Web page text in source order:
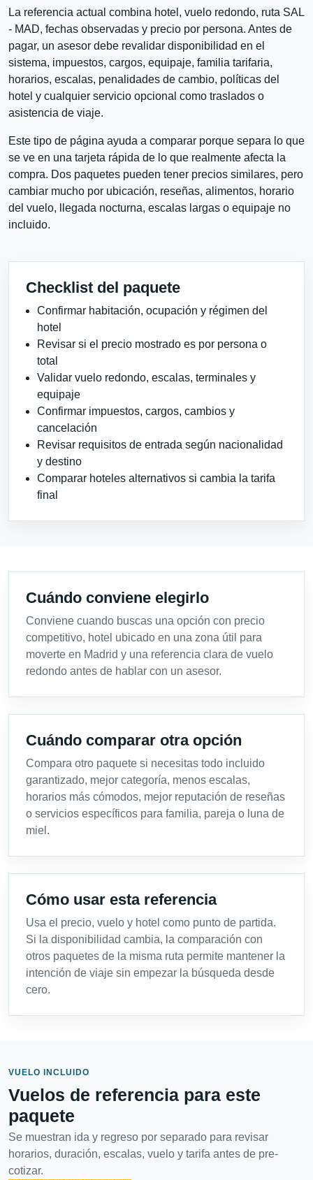
La referencia actual combina hotel, vuelo redondo, ruta SAL
- MAD, fechas observadas y precio por persona. Antes de
pagar, un asesor debe revalidar disponibilidad en el
sistema, impuestos, cargos, equipaje, familia tarifaria,
horarios, escalas, penalidades de cambio, políticas del
hotel y cualquier servicio opcional como traslados o
asistencia de viaje.
Este tipo de página ayuda a comparar porque separa lo que
se ve en una tarjeta rápida de lo que realmente afecta la
compra. Dos paquetes pueden tener precios similares, pero
cambiar mucho por ubicación, reseñas, alimentos, horario
del vuelo, llegada nocturna, escalas largas o equipaje no
incluido.
Checklist del paquete
Confirmar habitación, ocupación y régimen del
hotel
Revisar si el precio mostrado es por persona o
total
Validar vuelo redondo, escalas, terminales y
equipaje
Confirmar impuestos, cargos, cambios y
cancelación
Revisar requisitos de entrada según nacionalidad
y destino
Comparar hoteles alternativos si cambia la tarifa
final
Cuándo conviene elegirlo
Conviene cuando buscas una opción con precio
competitivo, hotel ubicado en una zona útil para
moverte en Madrid y una referencia clara de vuelo
redondo antes de hablar con un asesor.
Cuándo comparar otra opción
Compara otro paquete si necesitas todo incluido
garantizado, mejor categoría, menos escalas,
horarios más cómodos, mejor reputación de reseñas
o servicios específicos para familia, pareja o luna de
miel.
Cómo usar esta referencia
Usa el precio, vuelo y hotel como punto de partida.
Si la disponibilidad cambia, la comparación con
otros paquetes de la misma ruta permite mantener la
intención de viaje sin empezar la búsqueda desde
cero.
VUELO INCLUIDO
Vuelos de referencia para este
paquete
Se muestran ida y regreso por separado para revisar
horarios, duración, escalas, vuelo y tarifa antes de pre-
cotizar.